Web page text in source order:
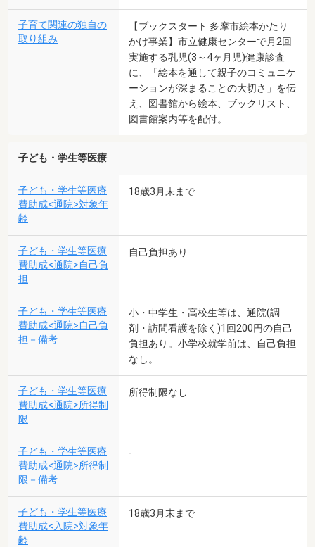
子育て関連の独自の
取り組み
【ブックスタート 多摩市絵本かたり
かけ事業】市立健康センターで月2回
実施する乳児(3～4ヶ月児)健康診査
に、「絵本を通して親子のコミュニケ
ーションが深まることの大切さ」を伝
え、図書館から絵本、ブックリスト、
図書館案内等を配付。
子ども・学生等医療
子ども・学生等医療
費助成<通院>対象年
齢
18歳3月末まで
子ども・学生等医療
費助成<通院>自己負
担
自己負担あり
子ども・学生等医療
費助成<通院>自己負
担－備考
小・中学生・高校生等は、通院(調
剤・訪問看護を除く)1回200円の自己
負担あり。小学校就学前は、自己負担
なし。
子ども・学生等医療
費助成<通院>所得制
限
所得制限なし
子ども・学生等医療
費助成<通院>所得制
限－備考
-
子ども・学生等医療
費助成<入院>対象年
齢
18歳3月末まで